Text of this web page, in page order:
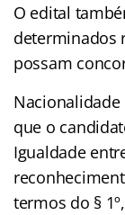
O edital
determinados
possam
que o
Igualdade
termos do §